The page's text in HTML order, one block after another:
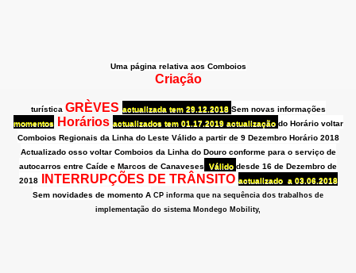
Uma página relativa aos Comboios
Criação
turística GRÈVES actualizada tem 29.12.2018 Sem novas informações
momentos
Horários actualizados tem 01.17.2019 actualização do Horário voltar
Comboios Regionais da Linha do Leste Válido a partir de 9 Dezembro Horário 2018
Actualizado osso voltar Comboios da Linha do Douro conforme para o serviço de
autocarros entre Caíde e Marcos de Canaveses Válido desde 16 de Dezembro de
2018INTERRUPÇÕES DE TRÂNSITO actualizadoa 03.06.2018
Sem novidades de momento A CP informa que na sequência dos trabalhos de
implementação do sistema Mondego Mobility,